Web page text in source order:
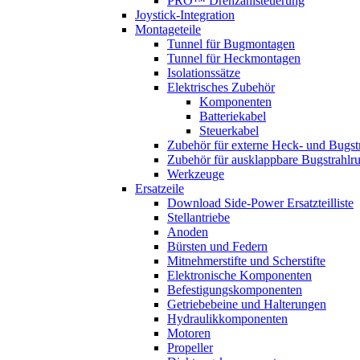
Joystick-Integration
Montageteile
Tunnel für Bugmontagen
Tunnel für Heckmontagen
Isolationssätze
Elektrisches Zubehör
Komponenten
Batteriekabel
Steuerkabel
Zubehör für externe Heck- und
Zubehör für ausklappbare
Werkzeuge
Ersatzeile
Download Side-Power Ersatzteilliste
Stellantriebe
Anoden
Bürsten und Federn
Mitnehmerstifte und Scherstifte
Elektronische Komponenten
Befestigungskomponenten
Getriebebeine und Halterungen
Hydraulikkomponenten
Motoren
Propeller